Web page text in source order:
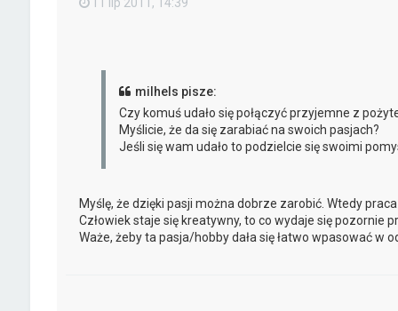
milhels pisze:
Czy komuś udało się połączyć przyjemne z
Myślicie, że da się zarabiać na swoich pasjach?
Jeśli się wam udało to podzielcie się swoimi
Myślę, że dzięki pasji można dobrze zarobić. Wtedy
Człowiek staje się kreatywny, to co wydaje się pozornie
Waże, żeby ta pasja/hobby dała się łatwo wpasować w